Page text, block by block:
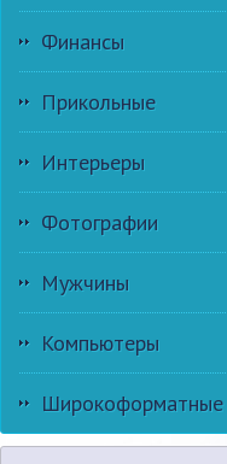
Финансы
Прикольные
Интерьеры
Фотографии
Мужчины
Компьютеры
Широкоформатные